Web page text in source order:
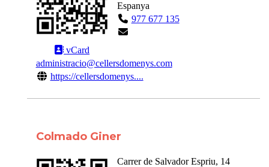
vCard
Espanya
977 677 135
administracio@cellersdomenys.com
https://cellersdomenys....
Colmado Giner
Carrer de Salvador Espriu, 14